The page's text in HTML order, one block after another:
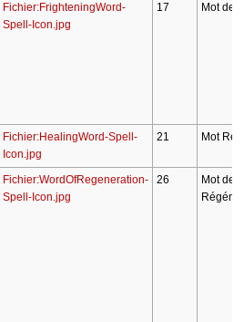
Fichier:FrighteningWord-
Spell-Icon.jpg
17 Mot de
Fichier:HealingWord-Spell-
Icon.jpg
21 Mot
Fichier:WordOfRegeneration-
Spell-Icon.jpg
26
Mot de